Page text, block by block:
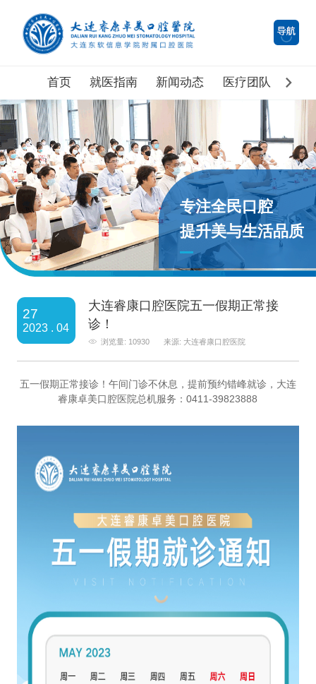
首页 就医指南 新闻动态 医疗团队 医院
专注全民口腔
提升美与生活品质
27
2023 . 04
大连睿康口腔医院五一假期正常接
诊！
浏览量: 10930 来源: 大连睿康口腔医院
五一假期正常接诊！午间门诊不休息，提前预约错峰就诊，大连
睿康卓美口腔医院总机服务：0411-39823888